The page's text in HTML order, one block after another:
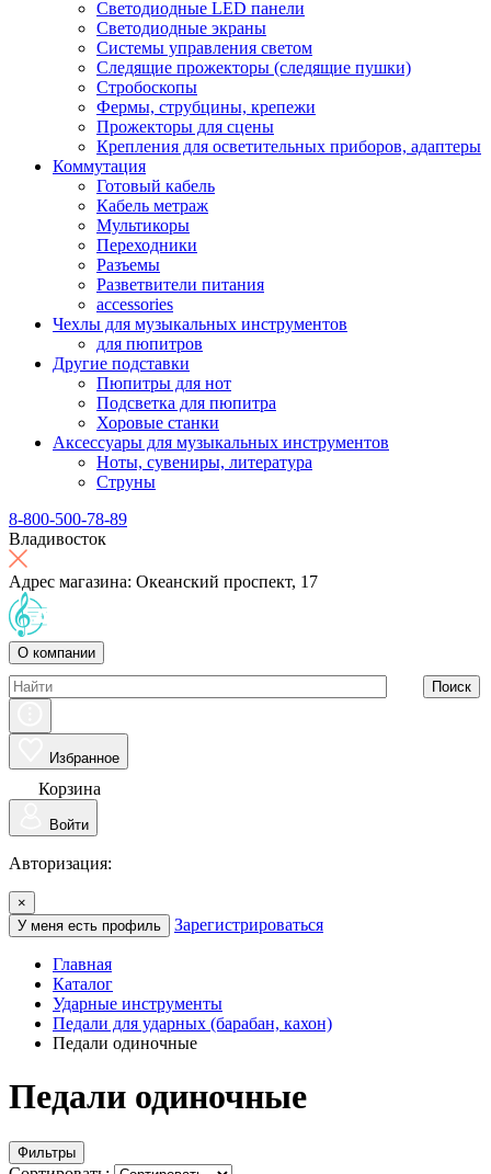
Светодиодные LED панели
Светодиодные экраны
Системы управления светом
Следящие прожекторы (следящие пушки)
Стробоскопы
Фермы, струбцины, крепежи
Прожекторы для сцены
Крепления для осветительных приборов, адаптеры
Коммутация
Готовый кабель
Кабель метраж
Мультикоры
Переходники
Разъемы
Разветвители питания
accessories
Чехлы для музыкальных инструментов
для пюпитров
Другие подставки
Пюпитры для нот
Подсветка для пюпитра
Хоровые станки
Аксессуары для музыкальных инструментов
Ноты, сувениры, литература
Струны
8-800-500-78-89
Владивосток
Адрес магазина: Океанский проспект, 17
О компании
Поиск
Избранное
Корзина
Войти
Авторизация:
×
У меня есть профиль
Зарегистрироваться
Главная
Каталог
Ударные инструменты
Педали для ударных (барабан, кахон)
Педали одиночные
Педали одиночные
Фильтры